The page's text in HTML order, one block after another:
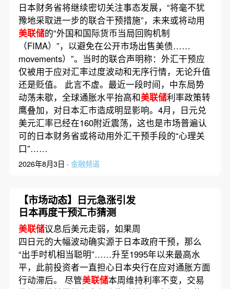
日本财务省将继续密切关注事态发展，“将毫不犹
豫地采取进一步的联合干预措施”，未来或将动用
美联储的“外国和国际货币当局回购机制
（FIMA）”，以避免在公开市场出售美债……
movements）”。当时的联合声明称：外汇干预应
仅被用于应对汇率过度波动和无序行情，无论升值
还是贬值。 此言不虚。最近一段时间，中东局势
动荡未歇，全球通胀水平抬高和美联储利率政策转
鹰叠加，对日本汇市造成明显影响。4月，日元兑
美元汇率已经在160附近震荡，这也是市场普遍认
可的日本财务省或将动用外汇干预手段的“心理关
口”……
2026年8月3日 · 金融频道
【市场动态】日元急涨引发
日本再度干预汇市猜测
美联储议息后美元走弱，如果周
四日元的大幅波动确实源于日本政府干预，那么
“出手时机相当聪明”……升至1995年以来最高水
平，此前投资者一直担心日本央行在应对通胀方面
行动滞后。 尽管美联储本周维持利率不变，交易